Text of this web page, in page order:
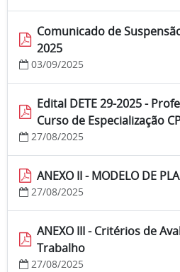
Comunicado de
2025
03/09/2025
Edital DETE 29-2025 -
Curso de Especialização
27/08/2025
ANEXO II - MODELO DE
27/08/2025
ANEXO III - Critérios de
Trabalho
27/08/2025